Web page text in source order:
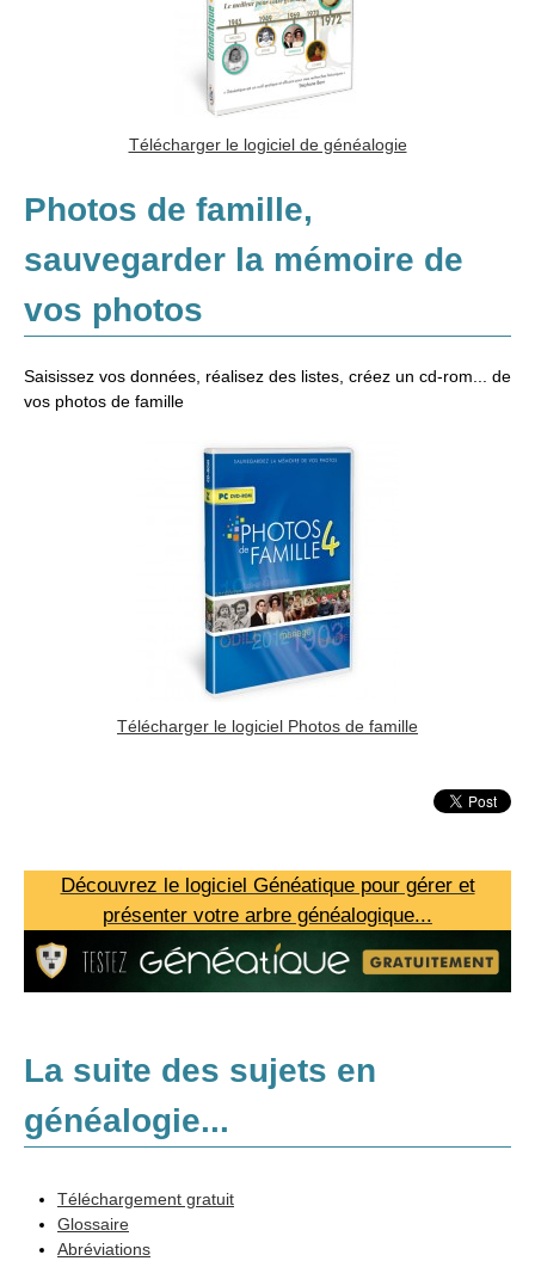
Télécharger le logiciel de généalogie
Photos de famille,
sauvegarder la mémoire de
vos photos
Saisissez vos données, réalisez des listes, créez un cd-rom... de
vos photos de famille
Télécharger le logiciel Photos de famille
Découvrez le logiciel Généatique pour gérer et
présenter votre arbre généalogique...
La suite des sujets en
généalogie...
Méthodologie
Téléchargement gratuit
Glossaire
Abréviations